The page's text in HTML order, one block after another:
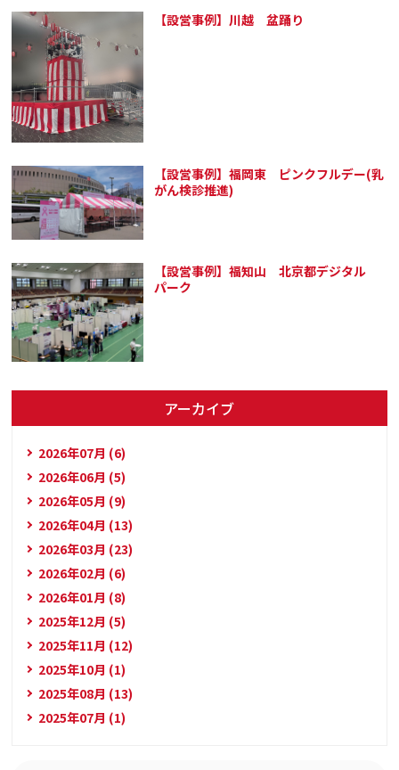
【設営事例】川越 盆踊り
【設営事例】福岡東 ピンクフルデー(乳
がん検診推進)
【設営事例】福知山 北京都デジタル
パーク
アーカイブ
2026年07月 (6)
2026年06月 (5)
2026年05月 (9)
2026年04月 (13)
2026年03月 (23)
2026年02月 (6)
2026年01月 (8)
2025年12月 (5)
2025年11月 (12)
2025年10月 (1)
2025年08月 (13)
2025年07月 (1)